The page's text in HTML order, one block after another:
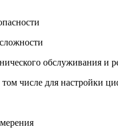
обслуживания и
числе для настройки